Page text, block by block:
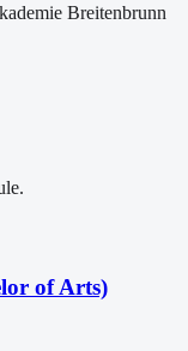
Breitenbrunn
of Arts)